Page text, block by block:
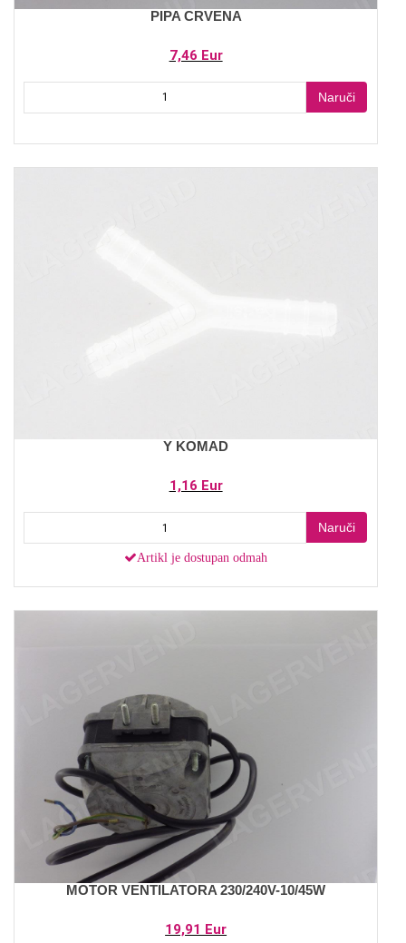
PIPA CRVENA
7,46 Eur
Naruči
Y KOMAD
1,16 Eur
Naruči
Artikl je dostupan odmah
MOTOR VENTILATORA 230/240V-10/45W
19,91 Eur